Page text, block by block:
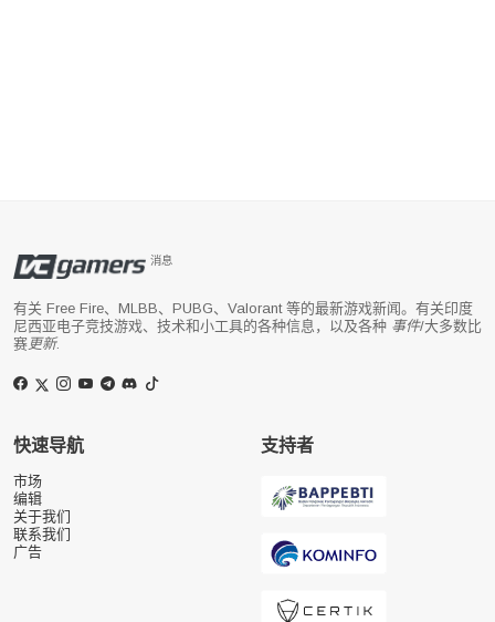
消息
有关 Free Fire、MLBB、PUBG、Valorant 等的最新游戏新闻。有关印度
尼西亚电子竞技游戏、技术和小工具的各种信息，以及各种 事件/大多数比
赛更新.
快速导航
市场
编辑
关于我们
联系我们
广告
支持者